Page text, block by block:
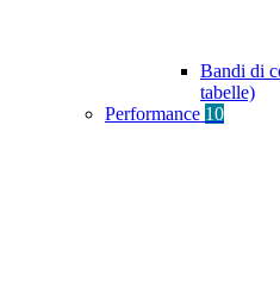
Bandi di
tabelle)
Performance 10